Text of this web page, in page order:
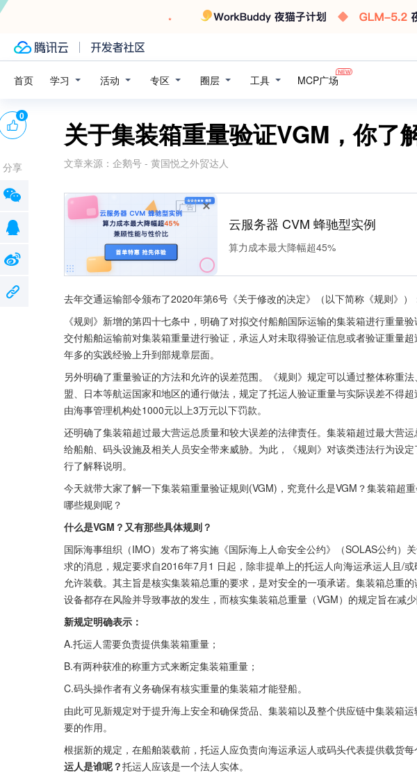
首页 学习 活动 专区 圈层 工具 MCP广场
关于集装箱重量验证VGM，你了
文章来源： 企鹅号 - 黄国悦之外贸达人
广告
云服务器 CVM 蜂驰型实例
算力成本最大降幅超45%
去年交通运输部令颁布了2020年第6号《关于修改的决定》（以下简称《规则》）
《规则》新增的第四十七条中，明确了对拟交付船舶国际运输的集装箱进行重量
交付船舶运输前对集装箱重量进行验证，承运人对未取得验证信息或者验证重量
年多的实践经验上升到部规章层面。
另外明确了重量验证的方法和允许的误差范围。《规则》规定可以通过整体称重
盟、日本等航运国家和地区的通行做法，规定了托运人验证重量与实际误差不得
由海事管理机构处1000元以上3万元以下罚款。
还明确了集装箱超过最大营运总质量和较大误差的法律责任。集装箱超过最大营
给船舶、码头设施及相关人员安全带来威胁。为此，《规则》对该类违法行为设
行了解释说明。
今天就带大家了解一下集装箱重量验证规则(VGM)，究竟什么是VGM？集装箱超
哪些规则呢？
什么是VGM？又有那些具体规则？
国际海事组织（IMO）发布了将实施《国际海上人命安全公约》（SOLAS公约）
求的消息，规定要求自2016年7月1 日起，除非提单上的托运人向海运承运人且/
允许装载。其主旨是核实集装箱总重的要求，是对安全的一项承诺。集装箱总重
设备都存在风险并导致事故的发生，而核实集装箱总重量（VGM）的规定旨在减少
新规定明确表示：
A.托运人需要负责提供集装箱重量；
B.有两种获准的称重方式来断定集装箱重量；
C.码头操作者有义务确保有核实重量的集装箱才能登船。
由此可见新规定对于提升海上安全和确保货品、集装箱以及整个供应链中集装箱
要的作用。
根据新的规定，在船舶装载前，托运人应负责向海运承运人或码头代表提供载货
运人是谁呢？托运人应该是一个法人实体。
0
分享